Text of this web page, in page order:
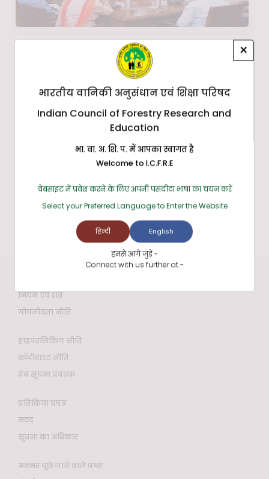
नियम एवं शर्तें
गोपनीयता नीति
हाइपरलिंकिंग नीति
कॉपीराइट नीति
वेब सूचना प्रबंधक
प्रतिक्रिया प्रपत्र
मदद
सूचना का अधिकार
अक्सर पूछे जाने वाले प्रश्न
×
भारतीय वानिकी अनुसंधान एवं शिक्षा परिषद
Indian Council of Forestry Research and
Education
भा. वा. अ. शि. प. में आपका स्वागत है
Welcome to I.C.F.R.E
वेबसाइट में प्रवेश करने के लिए अपनी पसंदीदा भाषा का चयन करें
Select your Preferred Language to Enter the Website
हिन्दी English
हमसे आगे जुड़ें -
Connect with us further at -